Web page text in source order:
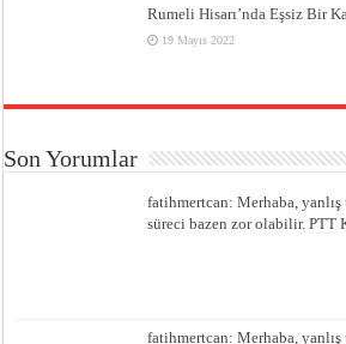
Rumeli Hisarı’nda Eşsiz Bir
19 Mayıs 2022
Son Yorumlar
fatihmertcan: Merhaba,
süreci bazen zor olabilir. PTT
fatihmertcan: Merhaba,